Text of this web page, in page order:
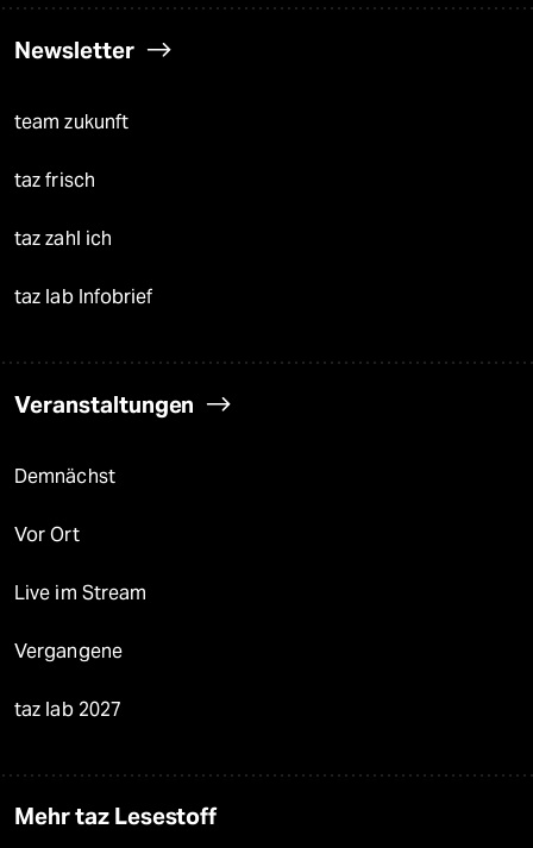
Newsletter
team zukunft
taz frisch
taz zahl ich
taz lab Infobrief
Veranstaltungen
Demnächst
Vor Ort
Live im Stream
Vergangene
taz lab 2027
Mehr taz Lesestoff